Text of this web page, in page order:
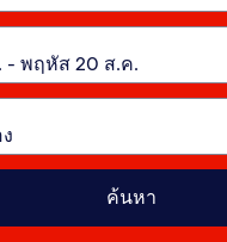
ค้นหา